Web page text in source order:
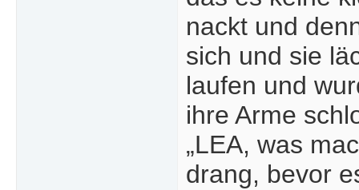
nackt und
sich und sie
laufen und
ihre Arme
„LEA, was
drang, bevor